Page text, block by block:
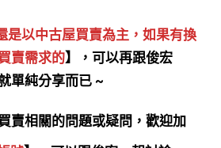
是以中古屋買賣為主，如果有換
賣需求的】，可以再跟俊宏
單純分享而已 ~
賣相關的問題或疑問，歡迎加